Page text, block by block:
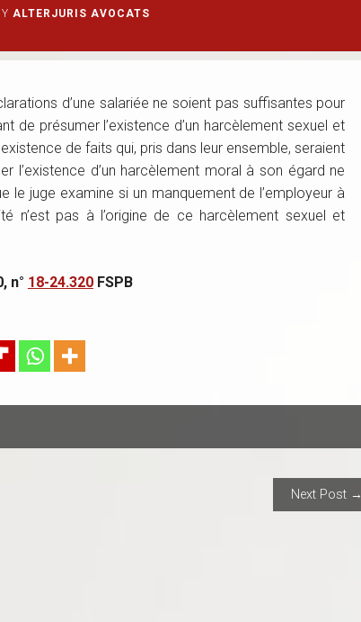
ALTERJURIS AVOCATS
d’une salariée ne soient pas suffisantes pour
de présumer l’existence d’un harcèlement sexuel et
de faits qui, pris dans leur ensemble, seraient
l’existence d’un harcèlement moral à son égard ne
le juge examine si un manquement de l’employeur à
n’est pas à l’origine de ce harcèlement sexuel et
n° 18-24.320FSPB
Next Post →